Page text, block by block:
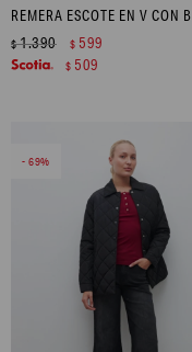
$1.390 $ 599
$ 509
69